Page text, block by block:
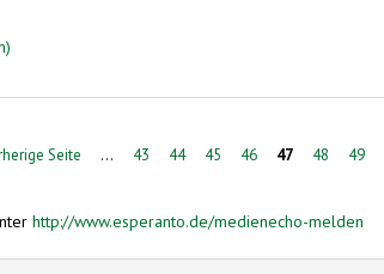
Seite … 43 44 45 46 47 48 49
http://www.esperanto.de/medienecho-melden